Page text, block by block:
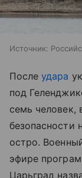
Источник:
Послеудара
под
семь человек,
безопасности
остро.
эфире
Царьград